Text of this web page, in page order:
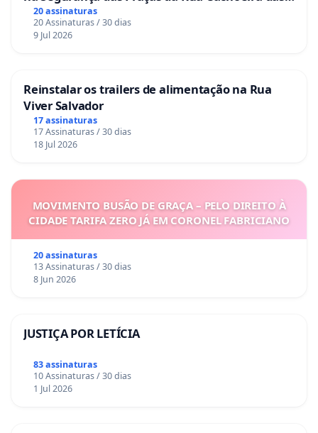
Sete Ilhas
20 assinaturas
20 Assinaturas / 30 dias
9 Jul 2026
Reinstalar os trailers de alimentação na Rua
Viver Salvador
17 assinaturas
17 Assinaturas / 30 dias
18 Jul 2026
MOVIMENTO BUSÃO DE GRAÇA – PELO DIREITO À
CIDADE TARIFA ZERO JÁ EM CORONEL FABRICIANO
20 assinaturas
13 Assinaturas / 30 dias
8 Jun 2026
JUSTIÇA POR LETÍCIA
83 assinaturas
10 Assinaturas / 30 dias
1 Jul 2026